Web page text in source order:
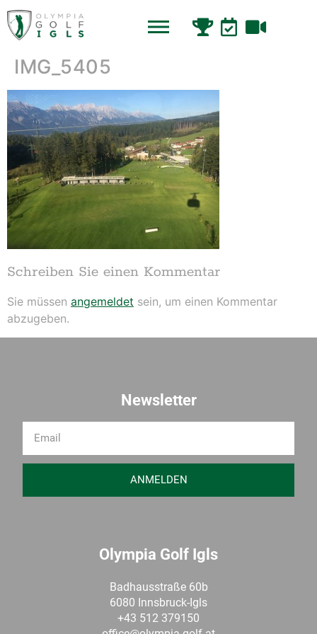
IMG_5405
Schreiben Sie einen Kommentar
Sie müssen angemeldet sein, um einen Kommentar
abzugeben.
Olympia Golf Igls
Badhausstraße 60b
6080 Innsbruck-Igls
+43 512 379150
Newsletter
ANMELDEN